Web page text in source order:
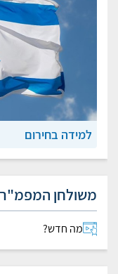
למידה בחירום
משולחן המפמ"ר
מה חדש?